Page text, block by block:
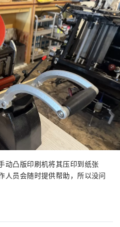
动凸版印刷机将其压印到纸张
人员会随时提供帮助，所以没问